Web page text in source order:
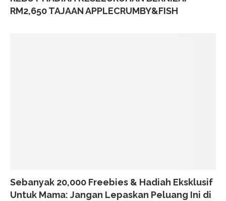
RM2,650 TAJAAN APPLECRUMBY&FISH
Sebanyak 20,000 Freebies & Hadiah Eksklusif
Untuk Mama: Jangan Lepaskan Peluang Ini di